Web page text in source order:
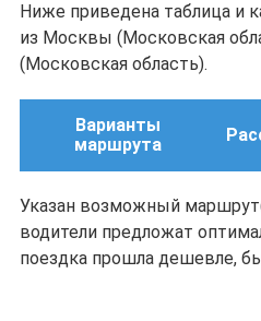
Ниже приведена таблица и
из Москвы (Московская
(Московская область).
Варианты
маршрута
Указан возможный
водители предложат
поездка прошла дешевле,